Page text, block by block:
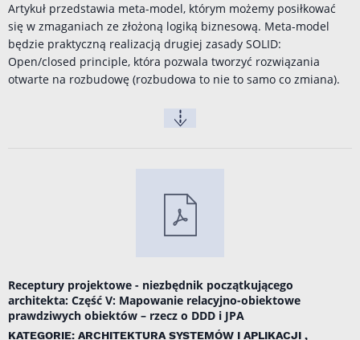
Artykuł przedstawia meta-model, którym możemy posiłkować
się w zmaganiach ze złożoną logiką biznesową. Meta-model
będzie praktyczną realizacją drugiej zasady SOLID:
Open/closed principle, która pozwala tworzyć rozwiązania
otwarte na rozbudowę (rozbudowa to nie to samo co zmiana).
Receptury projektowe - niezbędnik początkującego
architekta: Część V: Mapowanie relacyjno-obiektowe
prawdziwych obiektów – rzecz o DDD i JPA
KATEGORIE: ARCHITEKTURA SYSTEMÓW I APLIKACJI ,